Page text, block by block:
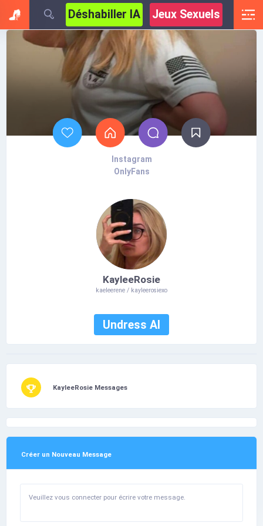
Déshabiller IA Jeux Sexuels
Instagram
OnlyFans
KayleeRosie
kaeleerene / kayleerosiexo
Undress AI
KayleeRosie Messages
Créer un Nouveau Message